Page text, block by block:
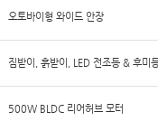
오토바이형 와이드 안장
짐받이, 흙받이, LED 전조등 & 후미
500W BLDC 리어허브 모터